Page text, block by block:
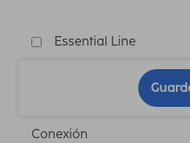
Essential Line
Conexión